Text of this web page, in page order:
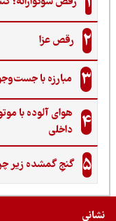
رقص عزا
مبارزه با جست‌وجوی
هوای آلوده با
داخلی
گنجِ گمشده زیر چرخ